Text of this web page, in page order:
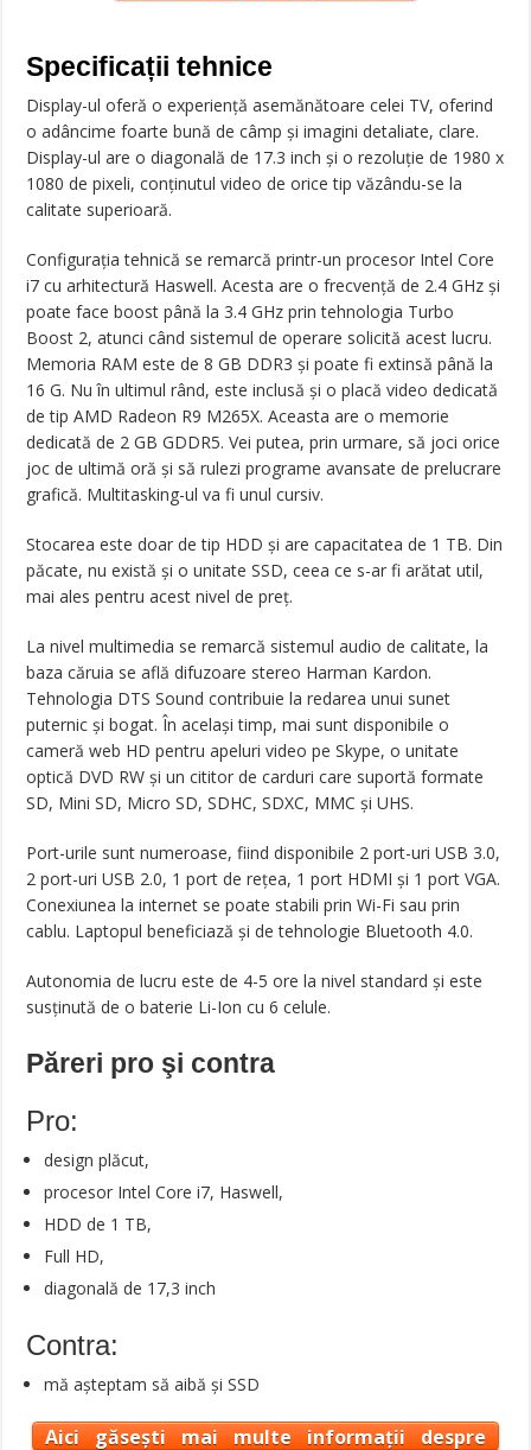
Specificații tehnice
Display-ul oferă o experiență asemănătoare celei TV, oferind
o adâncime foarte bună de câmp și imagini detaliate, clare.
Display-ul are o diagonală de 17.3 inch și o rezoluție de 1980 x
1080 de pixeli, conținutul video de orice tip văzându-se la
calitate superioară.
Configurația tehnică se remarcă printr-un procesor Intel Core
i7 cu arhitectură Haswell. Acesta are o frecvență de 2.4 GHz și
poate face boost până la 3.4 GHz prin tehnologia Turbo
Boost 2, atunci când sistemul de operare solicită acest lucru.
Memoria RAM este de 8 GB DDR3 și poate fi extinsă până la
16 G. Nu în ultimul rând, este inclusă și o placă video dedicată
de tip AMD Radeon R9 M265X. Aceasta are o memorie
dedicată de 2 GB GDDR5. Vei putea, prin urmare, să joci orice
joc de ultimă oră și să rulezi programe avansate de prelucrare
grafică. Multitasking-ul va fi unul cursiv.
Stocarea este doar de tip HDD și are capacitatea de 1 TB. Din
păcate, nu există și o unitate SSD, ceea ce s-ar fi arătat util,
mai ales pentru acest nivel de preț.
La nivel multimedia se remarcă sistemul audio de calitate, la
baza căruia se află difuzoare stereo Harman Kardon.
Tehnologia DTS Sound contribuie la redarea unui sunet
puternic și bogat. În același timp, mai sunt disponibile o
cameră web HD pentru apeluri video pe Skype, o unitate
optică DVD RW și un cititor de carduri care suportă formate
SD, Mini SD, Micro SD, SDHC, SDXC, MMC și UHS.
Port-urile sunt numeroase, fiind disponibile 2 port-uri USB 3.0,
2 port-uri USB 2.0, 1 port de rețea, 1 port HDMI și 1 port VGA.
Conexiunea la internet se poate stabili prin Wi-Fi sau prin
cablu. Laptopul beneficiază și de tehnologie Bluetooth 4.0.
Autonomia de lucru este de 4-5 ore la nivel standard și este
susținută de o baterie Li-Ion cu 6 celule.
Păreri pro şi contra
Pro:
design plăcut,
procesor Intel Core i7, Haswell,
HDD de 1 TB,
Full HD,
diagonală de 17,3 inch
Contra:
mă așteptam să aibă și SSD
Aici găsești mai multe informații despre